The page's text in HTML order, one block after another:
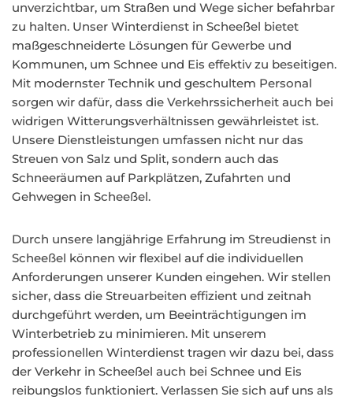
unverzichtbar, um Straßen und Wege sicher befahrbar
zu halten. Unser Winterdienst in Scheeßel bietet
maßgeschneiderte Lösungen für Gewerbe und
Kommunen, um Schnee und Eis effektiv zu beseitigen.
Mit modernster Technik und geschultem Personal
sorgen wir dafür, dass die Verkehrssicherheit auch bei
widrigen Witterungsverhältnissen gewährleistet ist.
Unsere Dienstleistungen umfassen nicht nur das
Streuen von Salz und Split, sondern auch das
Schneeräumen auf Parkplätzen, Zufahrten und
Gehwegen in Scheeßel.
Durch unsere langjährige Erfahrung im Streudienst in
Scheeßel können wir flexibel auf die individuellen
Anforderungen unserer Kunden eingehen. Wir stellen
sicher, dass die Streuarbeiten effizient und zeitnah
durchgeführt werden, um Beeinträchtigungen im
Winterbetrieb zu minimieren. Mit unserem
professionellen Winterdienst tragen wir dazu bei, dass
der Verkehr in Scheeßel auch bei Schnee und Eis
reibungslos funktioniert. Verlassen Sie sich auf uns als